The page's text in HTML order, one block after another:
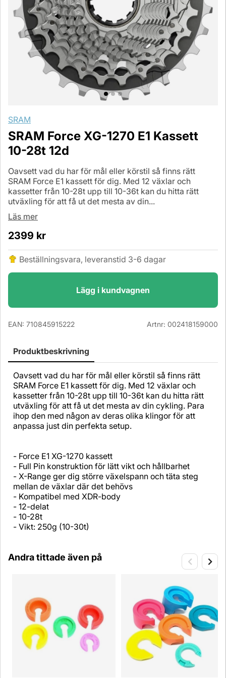
SRAM
SRAM Force XG-1270 E1 Kassett
10-28t 12d
Oavsett vad du har för mål eller körstil så finns rätt
SRAM Force E1 kassett för dig. Med 12 växlar och
kassetter från 10-28t upp till 10-36t kan du hitta rätt
utväxling för att få ut det mesta av din...
Läs mer
2399 kr
Beställningsvara, leveranstid 3-6 dagar
Lägg i kundvagnen
EAN: 710845915222 Artnr: 002418159000
Produktbeskrivning
Oavsett vad du har för mål eller körstil så finns rätt
SRAM Force E1 kassett för dig. Med 12 växlar och
kassetter från 10-28t upp till 10-36t kan du hitta rätt
utväxling för att få ut det mesta av din cykling. Para
ihop den med någon av deras olika klingor för att
anpassa just din perfekta setup.
- Force E1 XG-1270 kassett
- Full Pin konstruktion för lätt vikt och hållbarhet
- X-Range ger dig större växelspann och täta steg
mellan de växlar där det behövs
- Kompatibel med XDR-body
- 12-delat
- 10-28t
- Vikt: 250g (10-30t)
Andra tittade även på